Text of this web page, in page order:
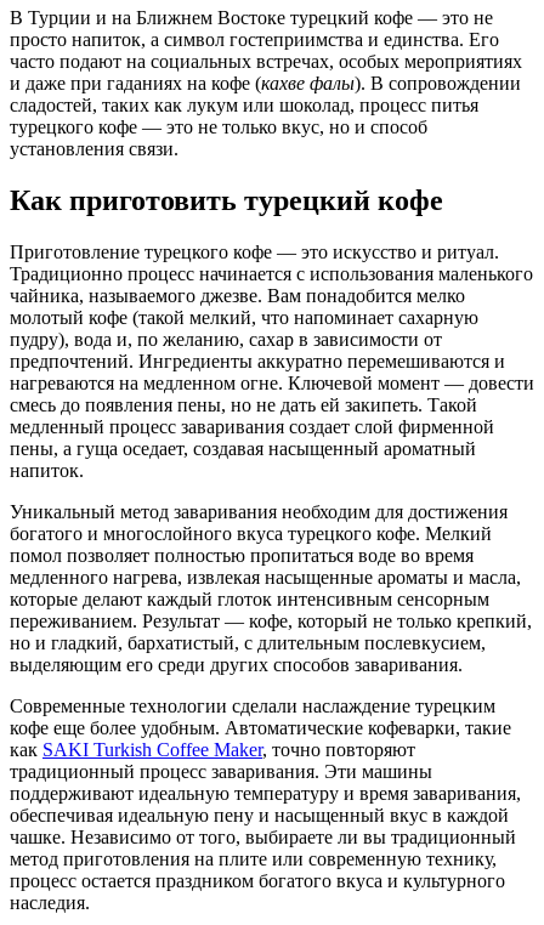
В Турции и на Ближнем Востоке турецкий кофе — это не
просто напиток, а символ гостеприимства и единства. Его
часто подают на социальных встречах, особых мероприятиях
и даже при гаданиях на кофе (кахве фалы). В сопровождении
сладостей, таких как лукум или шоколад, процесс питья
турецкого кофе — это не только вкус, но и способ
установления связи.
Как приготовить турецкий кофе
Приготовление турецкого кофе — это искусство и ритуал.
Традиционно процесс начинается с использования маленького
чайника, называемого джезве. Вам понадобится мелко
молотый кофе (такой мелкий, что напоминает сахарную
пудру), вода и, по желанию, сахар в зависимости от
предпочтений. Ингредиенты аккуратно перемешиваются и
нагреваются на медленном огне. Ключевой момент — довести
смесь до появления пены, но не дать ей закипеть. Такой
медленный процесс заваривания создает слой фирменной
пены, а гуща оседает, создавая насыщенный ароматный
напиток.
Уникальный метод заваривания необходим для достижения
богатого и многослойного вкуса турецкого кофе. Мелкий
помол позволяет полностью пропитаться воде во время
медленного нагрева, извлекая насыщенные ароматы и масла,
которые делают каждый глоток интенсивным сенсорным
переживанием. Результат — кофе, который не только крепкий,
но и гладкий, бархатистый, с длительным послевкусием,
выделяющим его среди других способов заваривания.
Современные технологии сделали наслаждение турецким
кофе еще более удобным. Автоматические кофеварки, такие
как SAKI Turkish Coffee Maker, точно повторяют
традиционный процесс заваривания. Эти машины
поддерживают идеальную температуру и время заваривания,
обеспечивая идеальную пену и насыщенный вкус в каждой
чашке. Независимо от того, выбираете ли вы традиционный
метод приготовления на плите или современную технику,
процесс остается праздником богатого вкуса и культурного
наследия.